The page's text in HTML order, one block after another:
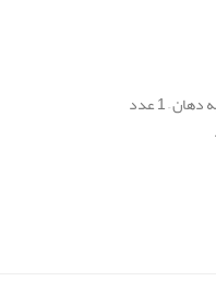
– 1 عدد